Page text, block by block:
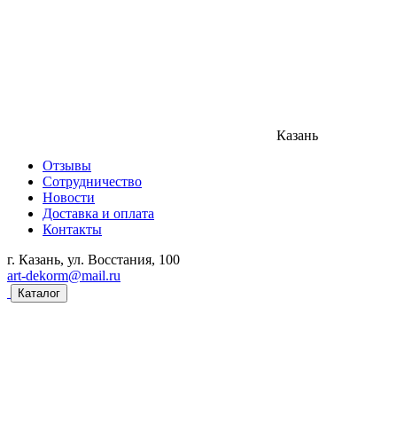
Казань
Отзывы
Сотрудничество
Новости
Доставка и оплата
Контакты
г. Казань, ул. Восстания, 100
art-dekorm@mail.ru
Каталог